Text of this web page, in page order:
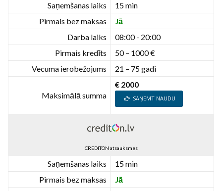
Saņemšanas laiks
15 min
Pirmais bez maksas
Jā
Darba laiks
08:00 - 20:00
Pirmais kredīts
50 – 1000 €
Vecuma ierobežojums
21 – 75 gadi
Maksimālā summa
€ 2000
SAŅEMT NAUDU
CREDITON atsauksmes
Saņemšanas laiks
15 min
Pirmais bez maksas
Jā